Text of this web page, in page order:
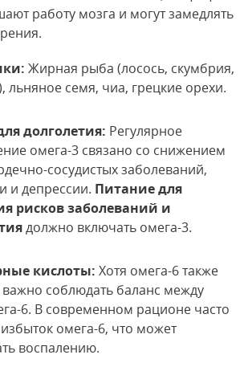
работу мозга и могут замедлять
Жирная рыба (лосось, скумбрия,
льняное семя, чиа, грецкие орехи.
долголетия: Регулярное
омега-3 связано со снижением
сосудистых заболеваний,
и депрессии. Питание для
рисков заболеваний и
должно включать омега-3.
кислоты: Хотя омега-6 также
соблюдать баланс между
6. В современном рационе часто
омега-6, что может
воспалению.